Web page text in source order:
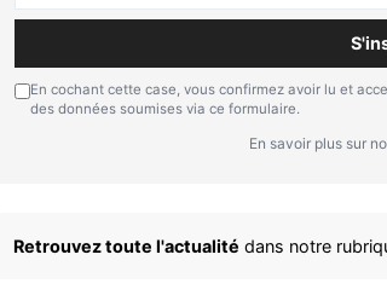
En cochant cette case, vous confirmez avoir lu et
des données soumises via ce formulaire.
En savoir plus sur
Retrouvez toute l'actualité dans notre